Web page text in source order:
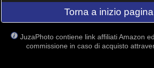
Torna a inizio
JuzaPhoto contiene link affiliati Amazon
commissione in caso di acquisto